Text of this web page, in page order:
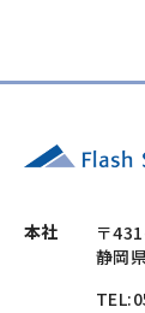
本社
〒
静岡